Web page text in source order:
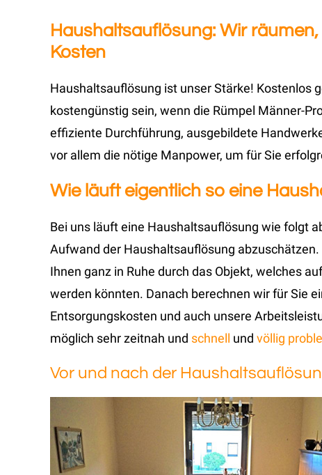
Haushaltsauflösung: Wir
Kosten
Haushaltsauflösung ist unser Stärke! Kostenlos
kostengünstig sein, wenn die Rümpel Männer-
effiziente Durchführung, ausgebildete
vor allem die nötige Manpower, um für Sie
Wie läuft eigentlich so eine
Bei uns läuft eine Haushaltsauflösung wie folgt
Aufwand der Haushaltsauflösung abzuschätzen.
Ihnen ganz in Ruhe durch das Objekt, welches
werden könnten. Danach berechnen wir für Sie
Entsorgungskosten und auch unsere
möglich sehr zeitnah und schnell und völlig
Vor und nach der